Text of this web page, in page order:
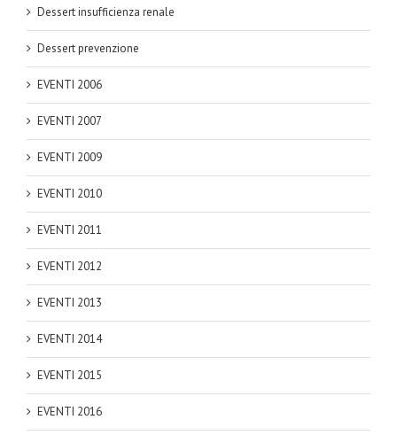
Dessert insufficienza renale
Dessert prevenzione
EVENTI 2006
EVENTI 2007
EVENTI 2009
EVENTI 2010
EVENTI 2011
EVENTI 2012
EVENTI 2013
EVENTI 2014
EVENTI 2015
EVENTI 2016